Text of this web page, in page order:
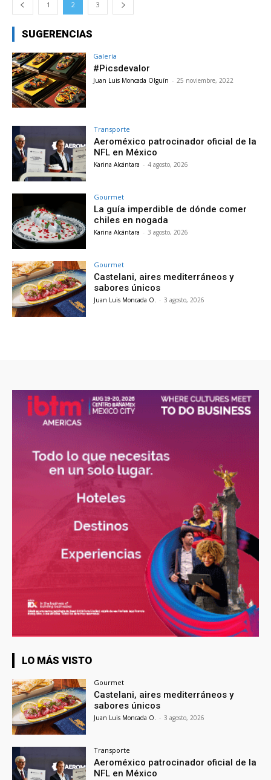
1 2 3
SUGERENCIAS
Galería
#Picsdevalor
Juan Luis Moncada Olguín - 25 noviembre, 2022
Transporte
Aeroméxico patrocinador oficial de la
NFL en México
Karina Alcántara - 4 agosto, 2026
Gourmet
La guía imperdible de dónde comer
chiles en nogada
Karina Alcántara - 3 agosto, 2026
Gourmet
Castelani, aires mediterráneos y
sabores únicos
Juan Luis Moncada O. - 3 agosto, 2026
LO MÁS VISTO
Gourmet
Castelani, aires mediterráneos y
sabores únicos
Juan Luis Moncada O. - 3 agosto, 2026
Transporte
Aeroméxico patrocinador oficial de la
NFL en México